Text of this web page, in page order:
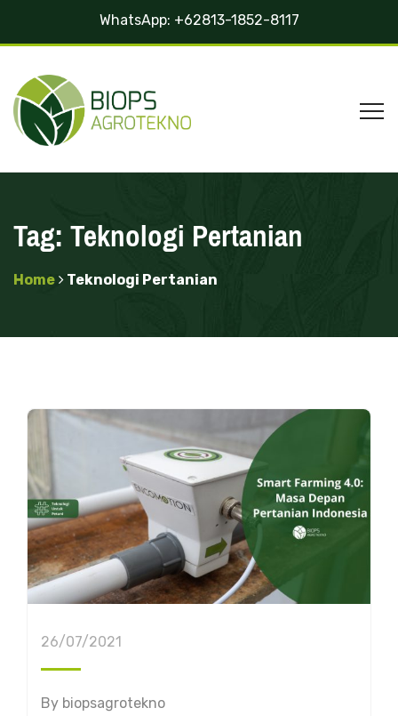
WhatsApp: +62813-1852-8117
Tag:Teknologi Pertanian
Home Teknologi Pertanian
26/07/2021
By biopsagrotekno